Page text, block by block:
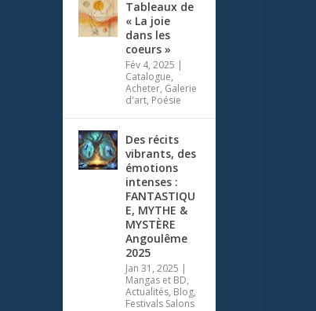
Tableaux de
« La joie
dans les
coeurs »
Fév 4, 2025 |
Catalogue,
Acheter, Galerie
d'art, Poésie
Des récits
vibrants, des
émotions
intenses :
FANTASTIQU
E, MYTHE &
MYSTÈRE
Angoulême
2025
Jan 31, 2025 |
Mangas et BD,
Actualités, Blog,
Festivals Salons